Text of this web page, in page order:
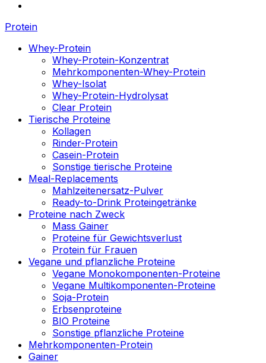
Protein
Whey-Protein
Whey-Protein-Konzentrat
Mehrkomponenten-Whey-Protein
Whey-Isolat
Whey-Protein-Hydrolysat
Clear Protein
Tierische Proteine
Kollagen
Rinder-Protein
Casein-Protein
Sonstige tierische Proteine
Meal-Replacements
Mahlzeitenersatz-Pulver
Ready-to-Drink Proteingetränke
Proteine nach Zweck
Mass Gainer
Proteine für Gewichtsverlust
Protein für Frauen
Vegane und pflanzliche Proteine
Vegane Monokomponenten-Proteine
Vegane Multikomponenten-Proteine
Soja-Protein
Erbsenproteine
BIO Proteine
Sonstige pflanzliche Proteine
Mehrkomponenten-Protein
Gainer